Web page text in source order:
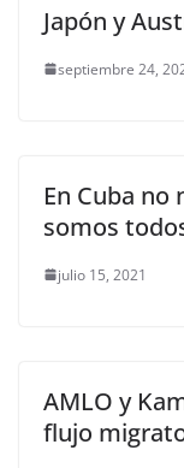
Japón y
septiembre 24,
En Cuba no
somos
julio 15, 2021
AMLO y
flujo